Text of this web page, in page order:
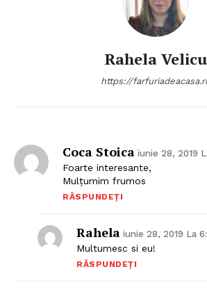
Politica de
Rahela Velicu
https://
Coca Stoica iunie 28, 2019
Foarte interesante,
Mulțumim frumos
RĂSPUNDEȚI
Rahela iunie 28, 2019 La
Multumesc si eu!
RĂSPUNDEȚI